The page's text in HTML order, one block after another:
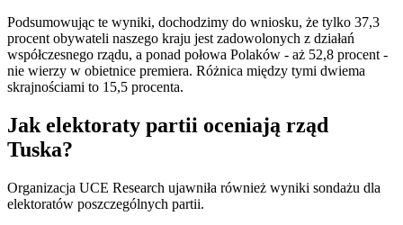
Podsumowując te wyniki, dochodzimy do wniosku, że tylko 37,3
procent obywateli naszego kraju jest zadowolonych z działań
współczesnego rządu, a ponad połowa Polaków - aż 52,8 procent -
nie wierzy w obietnice premiera. Różnica między tymi dwiema
skrajnościami to 15,5 procenta.
Jak elektoraty partii oceniają rząd
Tuska?
Organizacja UCE Research ujawniła również wyniki sondażu dla
elektoratów poszczególnych partii.